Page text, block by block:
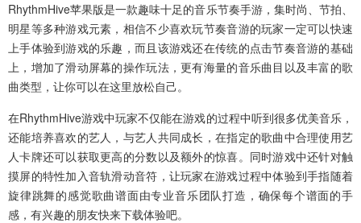
RhythmHive苹果版是一款趣味十足的音乐节奏手游，集时尚、节拍、
明星等多种游戏元素，相信不少喜欢玩节奏音游的玩家一定可以快速
上手体验到游戏的乐趣，而且该游戏还在传统的点击节奏音游的基础
上，增加了滑动屏幕的操作玩法，更有海量的音乐曲目以及丰富的歌
曲类型，让你可以在这里放松自己。
在RhythmHive游戏中玩家不仅能在游戏的过程中听到很多优美音乐，
还能培养喜欢的艺人，与艺人共同成长，在指定的歌曲中合理使用艺
人卡牌还可以获取更高的分数以及额外的惊喜。同时游戏中还针对触
摸屏的特性加入音轨滑动音符，让玩家在游戏过程中体验到手指随着
旋律跳舞的感觉歌曲谱面由专业音乐团队打造，确保每个谱面的手
感，有兴趣的朋友快来下载体验吧。